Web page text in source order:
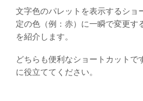
文字色のパレットを表示するショ
定の色（例：赤）に一瞬で変更す
を紹介します。
どちらも便利なショートカットで
に役立ててください。